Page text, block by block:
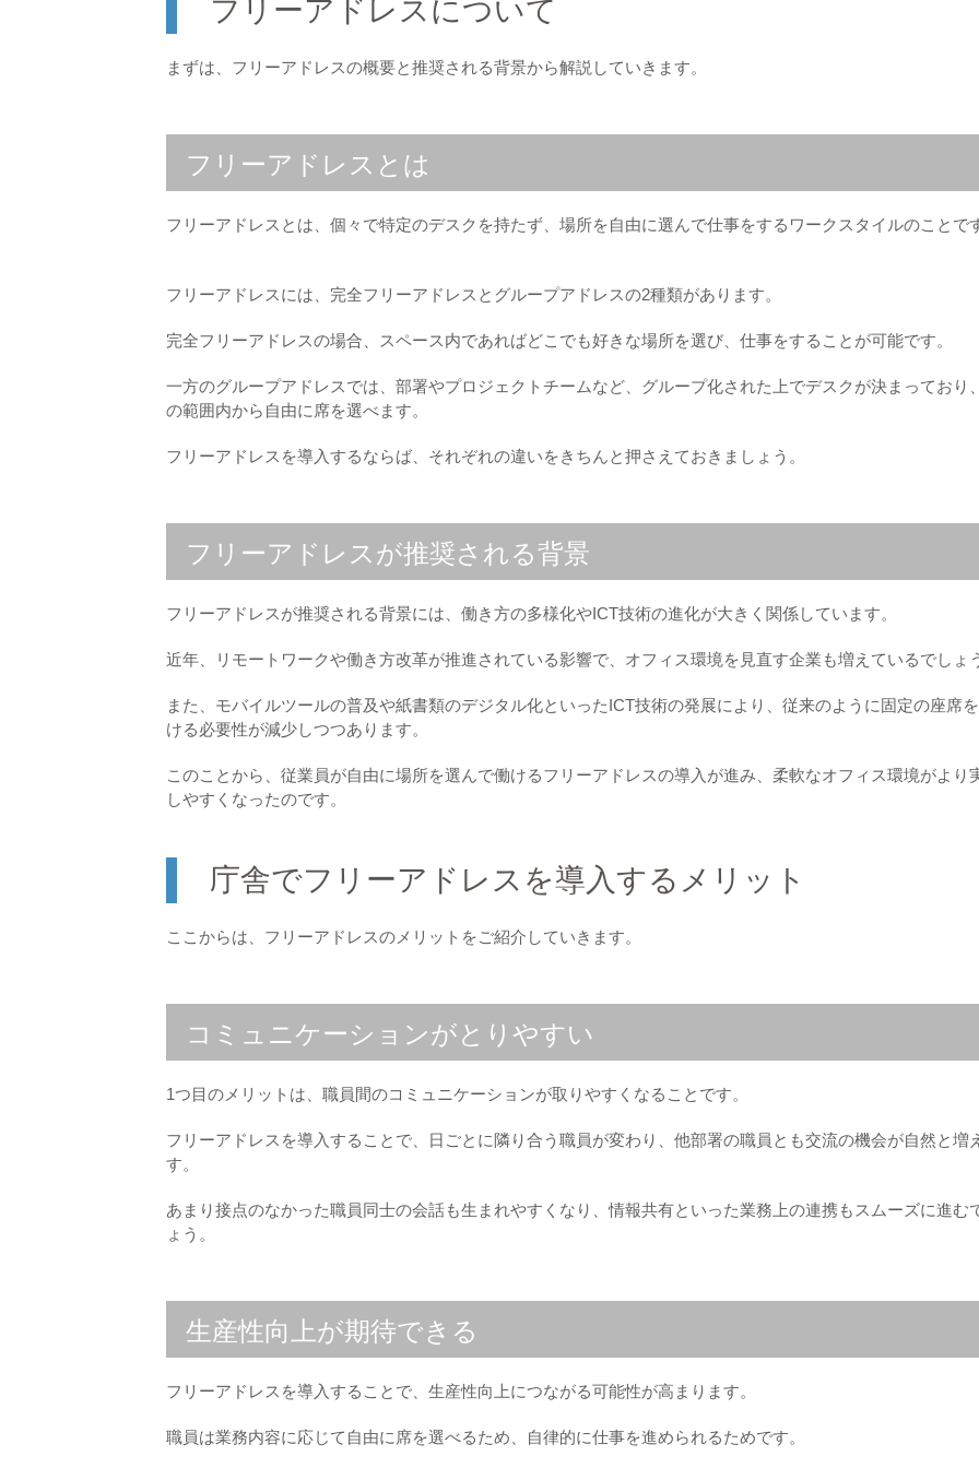
フリーアドレスについて
まずは、フリーアドレスの概要と推奨される背景から解説していきます。
フリーアドレスとは
フリーアドレスとは、個々で特定のデスクを持たず、場所を自由に選んで仕事をするワークスタイルのことで
フリーアドレスには、完全フリーアドレスとグループアドレスの2種類があります。
完全フリーアドレスの場合、スペース内であればどこでも好きな場所を選び、仕事をすることが可能です。
一方のグループアドレスでは、部署やプロジェクトチームなど、グループ化された上でデスクが決まっており
の範囲内から自由に席を選べます。
フリーアドレスを導入するならば、それぞれの違いをきちんと押さえておきましょう。
フリーアドレスが推奨される背景
フリーアドレスが推奨される背景には、働き方の多様化やICT技術の進化が大きく関係しています。
近年、リモートワークや働き方改革が推進されている影響で、オフィス環境を見直す企業も増えているでしょ
また、モバイルツールの普及や紙書類のデジタル化といったICT技術の発展により、従来のように固定の座席
ける必要性が減少しつつあります。
このことから、従業員が自由に場所を選んで働けるフリーアドレスの導入が進み、柔軟なオフィス環境がより
しやすくなったのです。
庁舎でフリーアドレスを導入するメリット
ここからは、フリーアドレスのメリットをご紹介していきます。
コミュニケーションがとりやすい
1つ目のメリットは、職員間のコミュニケーションが取りやすくなることです。
フリーアドレスを導入することで、日ごとに隣り合う職員が変わり、他部署の職員とも交流の機会が自然と増
す。
あまり接点のなかった職員同士の会話も生まれやすくなり、情報共有といった業務上の連携もスムーズに進む
ょう。
生産性向上が期待できる
フリーアドレスを導入することで、生産性向上につながる可能性が高まります。
職員は業務内容に応じて自由に席を選べるため、自律的に仕事を進められるためです。